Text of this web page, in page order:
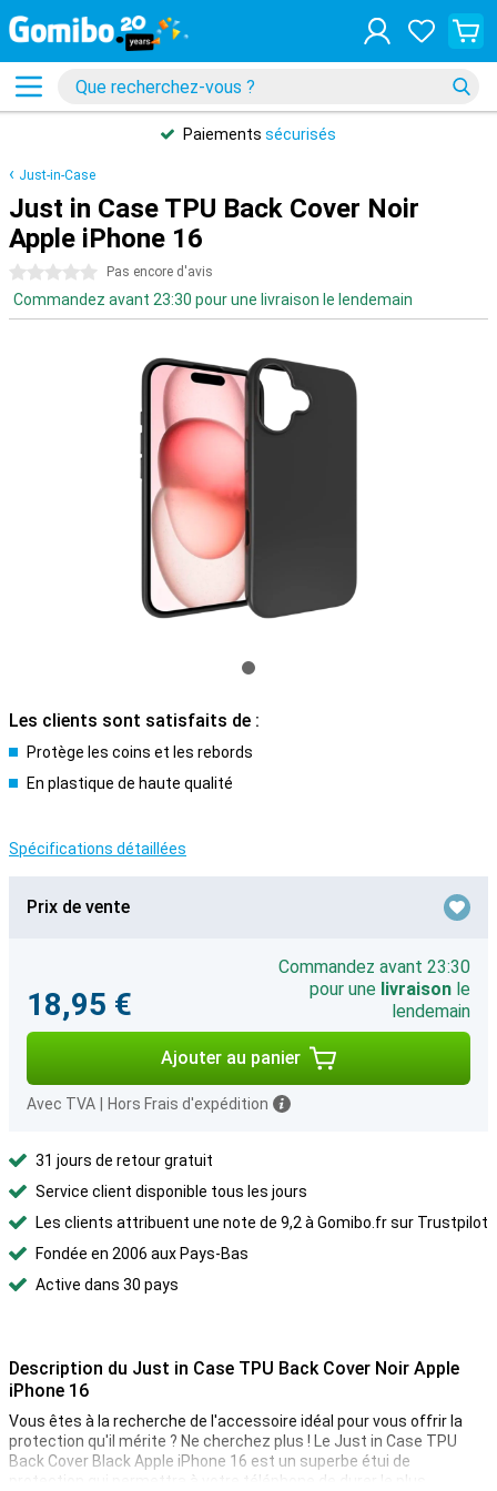
Paiements sécurisés
Just-in-Case
Just in Case TPU Back Cover Noir
Apple iPhone 16
0 étoiles Pas encore d'avis
Commandez avant 23:30 pour une livraison le lendemain
Les clients sont satisfaits de :
Protège les coins et les rebords
En plastique de haute qualité
Spécifications détaillées
Prix de vente
18,95 €
Commandez avant 23:30
pour une livraison le
lendemain
Ajouter au panier
Avec TVA Hors Frais d'expédition
31 jours de retour gratuit
Service client disponible tous les jours
Les clients attribuent une note de 9,2 à Gomibo.fr sur Trustpilot
Fondée en 2006 aux Pays-Bas
Active dans 30 pays
Description du Just in Case TPU Back Cover Noir Apple
iPhone 16
Vous êtes à la recherche de l'accessoire idéal pour vous offrir la
protection qu'il mérite ? Ne cherchez plus ! Le Just in Case TPU
Back Cover Black Apple iPhone 16 est un superbe étui de
protection qui permettra à votre téléphone de durer le plus